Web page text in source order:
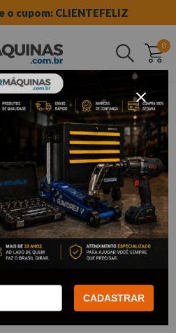
o cupom: CLIENTEFELIZ
0
Buscar
em geral
escovas de aço
Copo 50 mm
CADASTRAR